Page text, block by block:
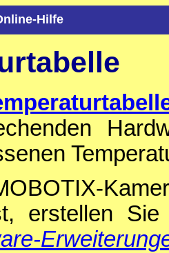
Hilfe
erstellen